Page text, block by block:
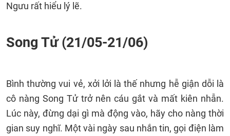
Ngưu rất hiểu lý lẽ.
Song Tử (21/05-21/06)
Bình thường vui vẻ, xởi lởi là thế nhưng hễ giận dỗi là
cô nàng Song Tử trở nên cáu gắt và mất kiên nhẫn.
Lúc này, đừng dại gì mà động vào, hãy cho nàng thời
gian suy nghĩ. Một vài ngày sau nhắn tin, gọi điện làm